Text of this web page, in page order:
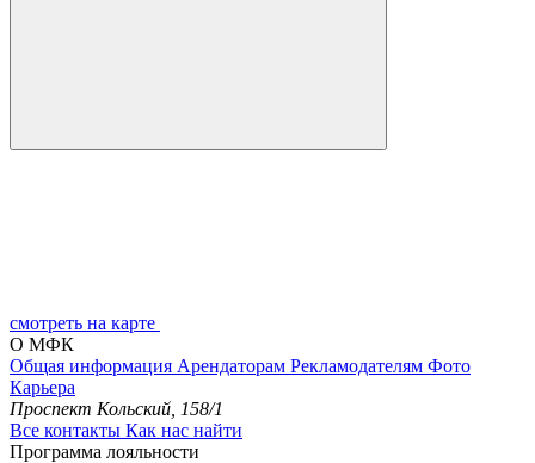
смотреть на карте
О МФК
Общая информация Арендаторам Рекламодателям Фото
Карьера
Проспект Кольский, 158/1
Все контакты Как нас найти
Программа лояльности